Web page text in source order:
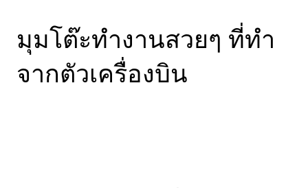
มุมโต๊ะทำงานสวยๆ ที่ทำ
จากตัวเครื่องบิน